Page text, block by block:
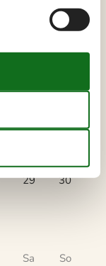
Sa
So
15
16
29
30
Sa
So